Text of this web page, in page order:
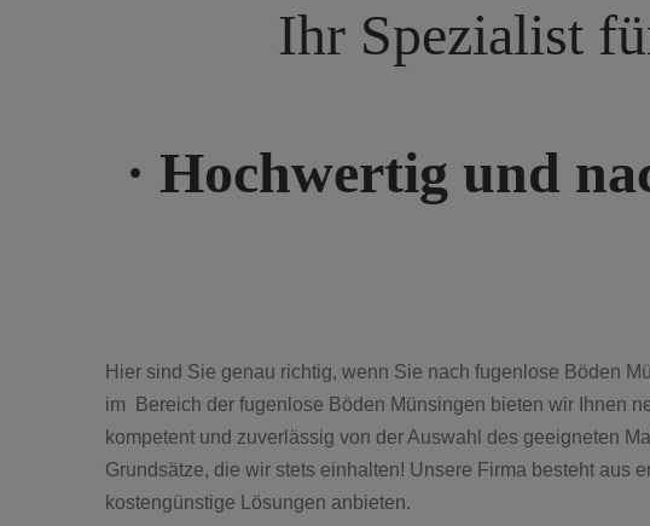
Ihr Spezialist
· Hochwertig und
Hier sind Sie genau richtig, wenn Sie nach fugenlose Böden
im Bereich der fugenlose Böden Münsingen bieten wir Ihnen
kompetent und zuverlässig von der Auswahl des geeigneten
Grundsätze, die wir stets einhalten! Unsere Firma besteht aus
kostengünstige Lösungen anbieten.